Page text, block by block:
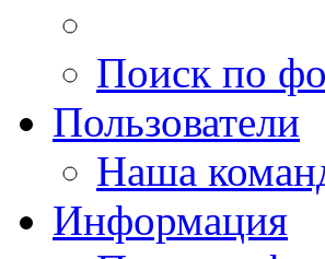
Поиск по
Пользователи
Наша
Информация